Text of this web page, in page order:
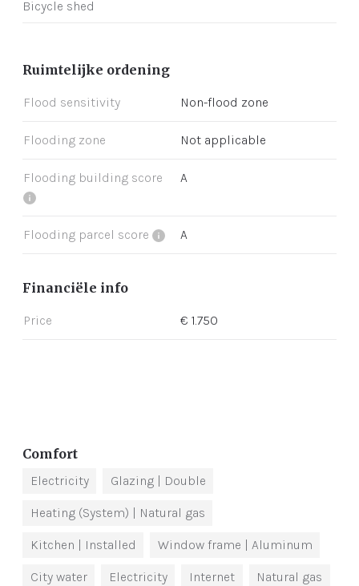
Bicycle shed
Ruimtelijke ordening
Flood sensitivity Non-flood zone
Flooding zone Not applicable
Flooding building score A
Flooding parcel score A
Financiële info
Price € 1.750
Comfort
Electricity Glazing | Double
Heating (System) | Natural gas
Kitchen | Installed Window frame | Aluminum
City water Electricity Internet Natural gas